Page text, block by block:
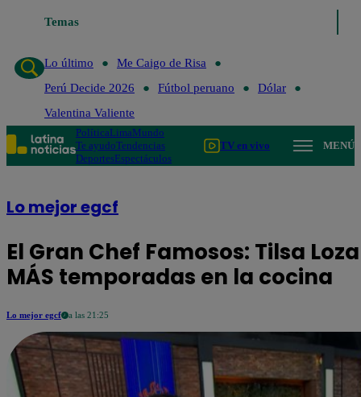
Temas
Lo último
Me Caigo de Risa
Perú Decide 2026
Fútbol peruano
Dólar
Valentina Valiente
PolíticaLimaMundo
Te ayudoTendencias
DeportesEspectáculos
TV en vivo MENÚ
Lo mejor egcf
El Gran Chef Famosos: Tilsa
MÁS temporadas en la cocina
Lo mejor egcf a las 21:25